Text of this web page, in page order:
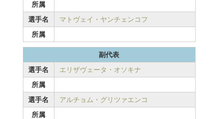
所属
選手名
マトヴェイ・ヤンチェンコフ
所属
副代表
選手名
エリザヴェータ・オソキナ
所属
選手名
アルチョム・グリツァエンコ
所属